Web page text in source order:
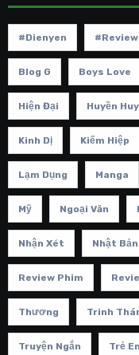
#dienyen #review
Blog G Boys Love
Hiện Đại Huyền
Kinh Dị Kiếm Hiệp
Lạm Dụng Manga
Mỹ Ngoại Văn
Nhận Xét Nhật Bản
Review Phim
Thương Trinh
Truyện Ngắn Trẻ